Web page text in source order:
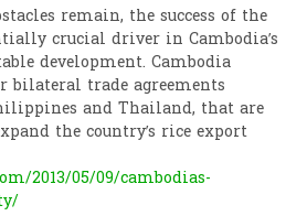
remain, the success of the
crucial driver in Cambodia’s
development. Cambodia
bilateral trade agreements
and Thailand, that are
the country’s rice export
2013/05/09/cambodias-